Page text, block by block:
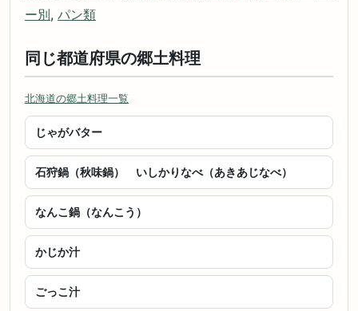
ー別, パン類
同じ都道府県の郷土料理
北海道の郷土料理一覧
じゃがバター
石狩鍋（秋味鍋） いしかりなべ（あきあじなべ）
なんこ鍋（なんこう）
かじか汁
ごっこ汁